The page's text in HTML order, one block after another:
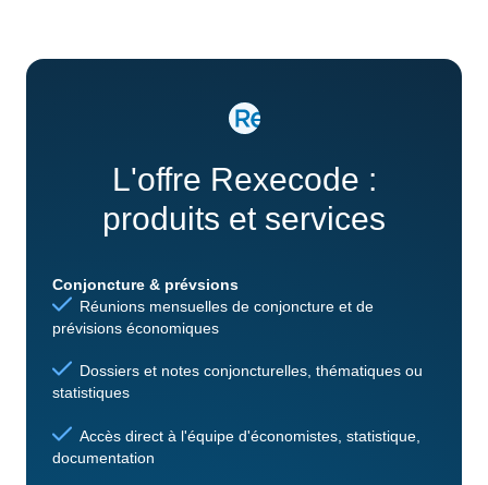
L'offre Rexecode :
produits et services
Conjoncture & prévsions
Réunions mensuelles de conjoncture et de
prévisions économiques
Dossiers et notes conjoncturelles, thématiques ou
statistiques
Accès direct à l'équipe d'économistes, statistique,
documentation